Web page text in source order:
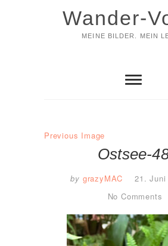
Wander-
MEINE BILDER. MEIN
Previous Image
Ostsee-
by grazyMAC
21. Juni
No Comments